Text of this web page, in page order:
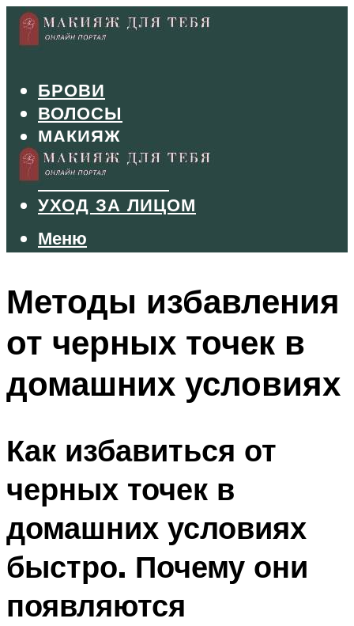
БРОВИ
ВОЛОСЫ
МАКИЯЖ
МАНИКЮР
ТУШЬ И ТЕНИ
УХОД ЗА ЛИЦОМ
Меню
Меню
Методы избавления
от черных точек в
домашних условиях
Как избавиться от
черных точек в
домашних условиях
быстро. Почему они
появляются